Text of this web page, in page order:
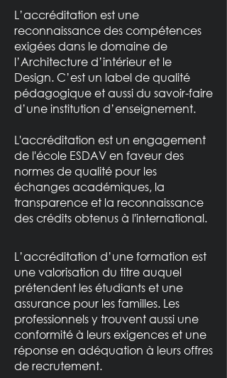
L’accréditation est une
reconnaissance des compétences
exigées dans le domaine de
l’Architecture d’intérieur et le
Design. C’est un label de qualité
pédagogique et aussi du savoir-faire
d’une institution d’enseignement.
L'accréditation est un engagement
de l'école ESDAV en faveur des
normes de qualité pour les
échanges académiques, la
transparence et la reconnaissance
des crédits obtenus à l'international.
L’accréditation d’une formation est
une valorisation du titre auquel
prétendent les étudiants et une
assurance pour les familles. Les
professionnels y trouvent aussi une
conformité à leurs exigences et une
réponse en adéquation à leurs offres
de recrutement.